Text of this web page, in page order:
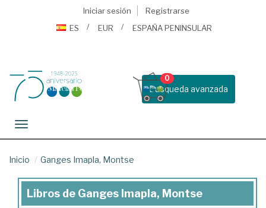
Iniciar sesión
Registrarse
ES
EUR ESPAÑA PENINSULAR
Busqueda avanzada
0
Toggle navigation
Inicio Ganges Imapla, Montse
Libros
Libros de Ganges Imapla, Montse